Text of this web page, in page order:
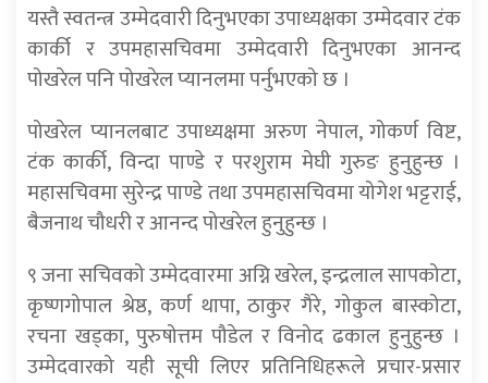
यस्तै स्वतन्त्र उम्मेदवारी दिनुभएका उपाध्यक्षका उम्मेदवार टंक
कार्की र उपमहासचिवमा उम्मेदवारी दिनुभएका आनन्द
पोखरेल पनि पोखरेल प्यानलमा पर्नुभएको छ ।
पोखरेल प्यानलबाट उपाध्यक्षमा अरुण नेपाल, गोकर्ण विष्ट,
टंक कार्की, विन्दा पाण्डे र परशुराम मेघी गुरुङ हुनुहुन्छ ।
महासचिवमा सुरेन्द्र पाण्डे तथा उपमहासचिवमा योगेश भट्टराई,
बैजनाथ चौधरी र आनन्द पोखरेल हुनुहुन्छ ।
९ जना सचिवको उम्मेदवारमा अग्नि खरेल, इन्द्रलाल सापकोटा,
कृष्णगोपाल श्रेष्ठ, कर्ण थापा, ठाकुर गैरे, गोकुल बास्कोटा,
रचना खड्का, पुरुषोत्तम पौडेल र विनोद ढकाल हुनुहुन्छ ।
उम्मेदवारको यही सूची लिएर प्रतिनिधिहरूले प्रचार-प्रसार